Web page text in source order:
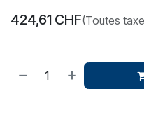
424,61 CHF(Toutes